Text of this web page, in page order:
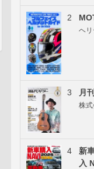
2
ヘリ
3 月
株
4
新
入